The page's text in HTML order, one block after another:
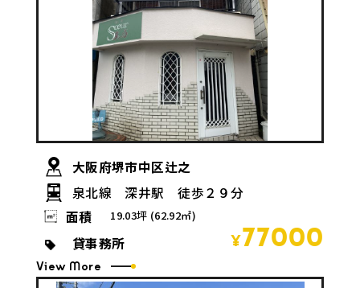
大阪府堺市中区辻之
泉北線 深井駅 徒歩２９分
面積
19.03坪 (62.92㎡)
貸事務所 ¥ 77000
View More